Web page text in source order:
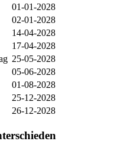
01-01-2028
02-01-2028
14-04-2028
17-04-2028
25-05-2028
05-06-2028
01-08-2028
25-12-2028
26-12-2028